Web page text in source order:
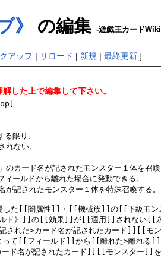
》 の編集 -遊戯王カードWiki
アップ| リロード | 新規 | 最終更新]
した上で編集して下さい。